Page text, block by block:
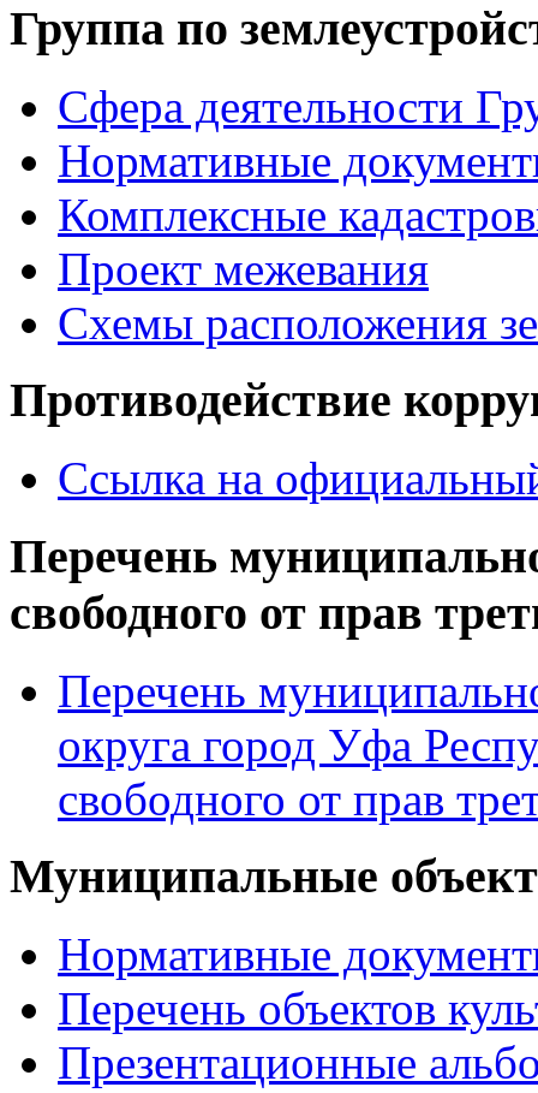
Группа по
Сфера деятельности
Нормативные
Комплексные
Проект межевания
Схемы расположения
Противодействие
Ссылка на
Перечень
свободного от прав
Перечень
округа город Уфа
свободного от прав
Муниципальные
Нормативные
Перечень объектов
Презентационные